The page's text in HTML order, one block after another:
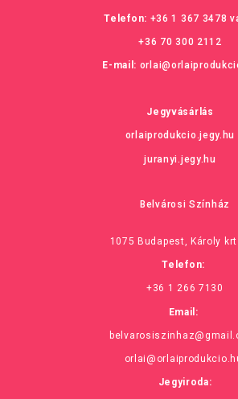
Telefon: +36 1 367 3478
+36 70 300 2112
E-mail:
Jegyvásárlás
orlaiprodukcio.jegy.hu
juranyi.jegy.hu
Belvárosi Színház
1075 Budapest, Károly
Telefon:
+36 1 266 7130
Email:
Jegyiroda: